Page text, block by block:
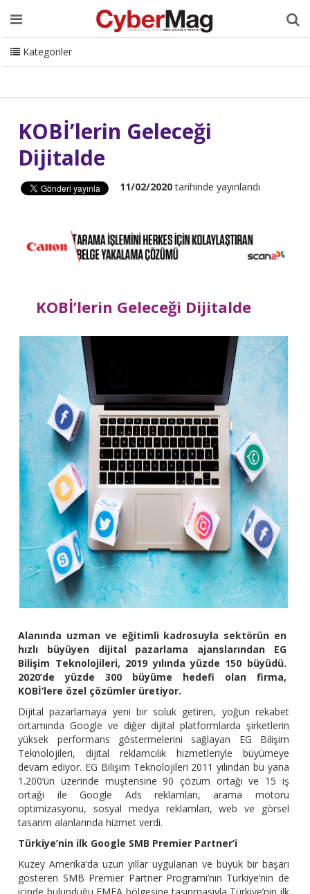
Ana Sayfa Hakkımızda Dergi Editörden
Danışmanlık
ISC Turkey Sizden Gelenler
İletişim
CyberMag Logo
Kategoriler
KOBİ’lerin Geleceği
Dijitalde
11/02/2020tarihinde yayınlandı
KOBİ’lerin Geleceği Dijitalde
Alanında uzman ve eğitimli kadrosuyla sektörün en
hızlı büyüyen dijital pazarlama ajanslarından EG
Bilişim Teknolojileri, 2019 yılında yüzde 150 büyüdü.
2020’de yüzde 300 büyüme hedefi olan firma,
KOBİ’lere özel çözümler üretiyor.
Dijital pazarlamaya yeni bir soluk getiren, yoğun rekabet
ortamında Google ve diğer dijital platformlarda şirketlerin
yüksek performans göstermelerini sağlayan EG Bilişim
Teknolojileri, dijital reklamcılık hizmetleriyle büyümeye
devam ediyor. EG Bilişim Teknolojileri 2011 yılından bu yana
1.200’ün üzerinde müşterisine 90 çözüm ortağı ve 15 iş
ortağı ile Google Ads reklamları, arama motoru
optimizasyonu, sosyal medya reklamları, web ve görsel
tasarım alanlarında hizmet verdi.
Türkiye’nin ilk Google SMB Premier Partner’i
Kuzey Amerika’da uzun yıllar uygulanan ve büyük bir başarı
gösteren SMB Premier Partner Programı’nın Türkiye’nin de